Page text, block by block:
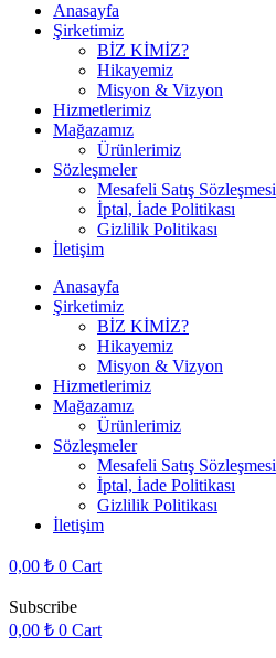
Anasayfa
Şirketimiz
BİZ KİMİZ?
Hikayemiz
Misyon & Vizyon
Hizmetlerimiz
Mağazamız
Ürünlerimiz
Sözleşmeler
Mesafeli Satış Sözleşmesi
İptal, İade Politikası
Gizlilik Politikası
İletişim
Anasayfa
Şirketimiz
BİZ KİMİZ?
Hikayemiz
Misyon & Vizyon
Hizmetlerimiz
Mağazamız
Ürünlerimiz
Sözleşmeler
Mesafeli Satış Sözleşmesi
İptal, İade Politikası
Gizlilik Politikası
İletişim
0,00 ₺ 0 Cart
Subscribe
0,00 ₺ 0 Cart